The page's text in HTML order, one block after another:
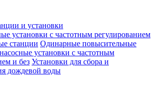
и установки
установки с частотным регулированием
станции Одинарные повысительные
установки с частотным
и без Установки для сбора и
дождевой воды